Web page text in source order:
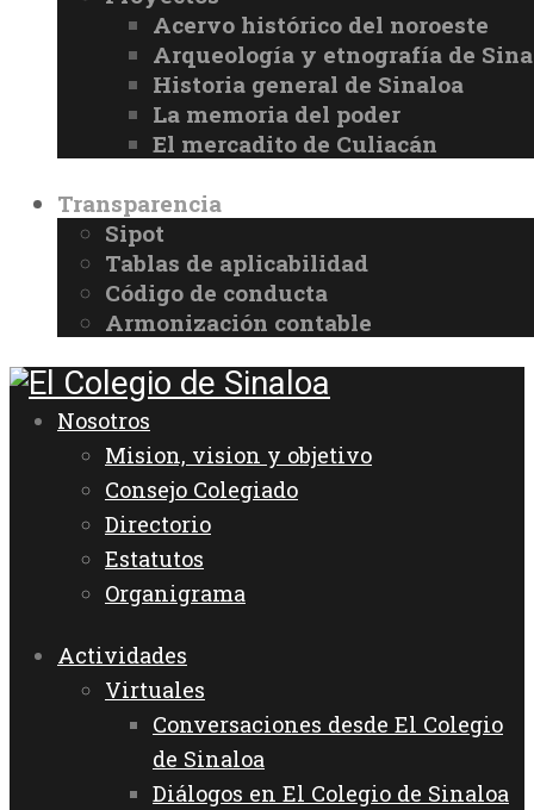
Acervo histórico del noroeste
Arqueología y etnografía de
Historia general de Sinaloa
La memoria del poder
El mercadito de Culiacán
Transparencia
Sipot
Tablas de aplicabilidad
Código de conducta
Armonización contable
Nosotros
Mision, vision y objetivo
Consejo Colegiado
Directorio
Estatutos
Organigrama
Actividades
Virtuales
Conversaciones desde El Colegio
de Sinaloa
Diálogos en El Colegio de Sinaloa